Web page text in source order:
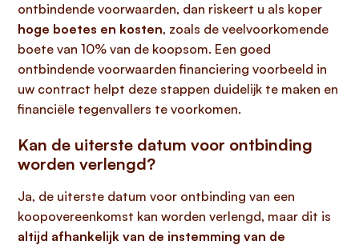
ontbindende voorwaarden, dan riskeert u als koper
hoge boetes en kosten, zoals de veelvoorkomende
boete van 10% van de koopsom. Een goed
ontbindende voorwaarden financiering voorbeeld in
uw contract helpt deze stappen duidelijk te maken en
financiële tegenvallers te voorkomen.
Kan de uiterste datum voor ontbinding
worden verlengd?
Ja, de uiterste datum voor ontbinding van een
koopovereenkomst kan worden verlengd, maar dit is
altijd afhankelijk van de instemming van de